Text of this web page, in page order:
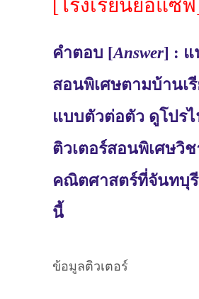
[โรงเรียนยอแซ
คำตอบ [Answer] : แ
สอนพิเศษตามบ้านเ
แบบตัวต่อตัว ดูโปร
ติวเตอร์สอนพิเศษวิช
คณิตศาสตร์ที่จันทบุ
นี้
ข้อมูลติวเตอร์